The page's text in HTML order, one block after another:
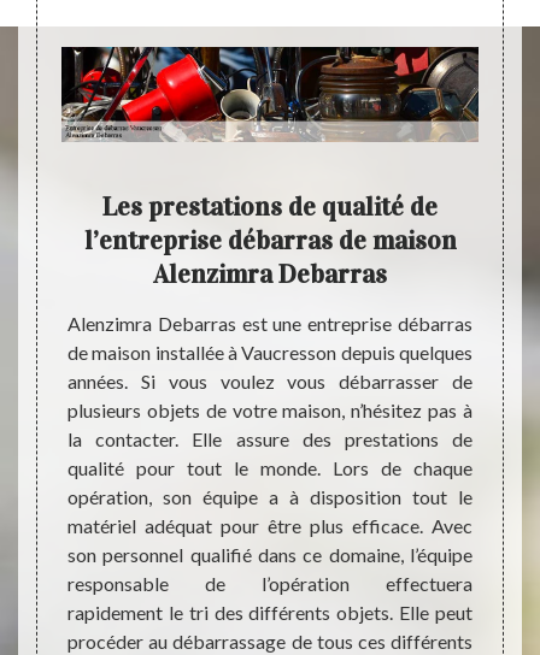
ou
une
le
le
et le
la
Les prestations de qualité de
l’entreprise débarras de maison
Alenzimra Debarras
Alenzimra Debarras est une entreprise débarras
de maison installée à Vaucresson depuis quelques
années. Si vous voulez vous débarrasser de
plusieurs objets de votre maison, n’hésitez pas à
la contacter. Elle assure des prestations de
qualité pour tout le monde. Lors de chaque
opération, son équipe a à disposition tout le
matériel adéquat pour être plus efficace. Avec
son personnel qualifié dans ce domaine, l’équipe
responsable de l’opération effectuera
rapidement le tri des différents objets. Elle peut
procéder au débarrassage de tous ces différents
La
La
la
plus
dont